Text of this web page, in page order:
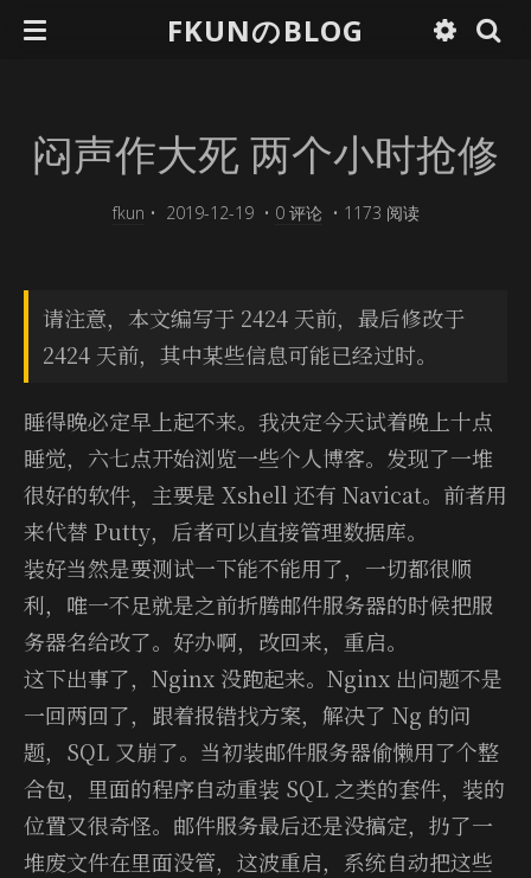
FKUNのBLOG
闷声作大死 两个小时抢修
fkun • 2019-12-19• 0 评论• 1173 阅读
请注意，本文编写于 2424 天前，最后修改于
2424 天前，其中某些信息可能已经过时。
睡得晚必定早上起不来。我决定今天试着晚上十点
睡觉，六七点开始浏览一些个人博客。发现了一堆
很好的软件，主要是 Xshell 还有 Nav­i­cat。前者用
来代替 Putty，后者可以直接管理数据库。
装好当然是要测试一下能不能用了，一切都很顺
利，唯一不足就是之前折腾邮件服务器的时候把服
务器名给改了。好办啊，改回来，重启。
这下出事了，Ng­inx 没跑起来。Ng­inx 出问题不是
一回两回了，跟着报错找方案，解决了 Ng 的问
题，SQL 又崩了。当初装邮件服务器偷懒用了个整
合包，里面的程序自动重装 SQL 之类的套件，装的
位置又很奇怪。邮件服务最后还是没搞定，扔了一
堆废文件在里面没管，这波重启，系统自动把这些